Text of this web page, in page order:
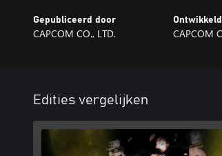
Gepubliceerd door
CAPCOM CO., LTD. CAPCOM
Edities vergelijken